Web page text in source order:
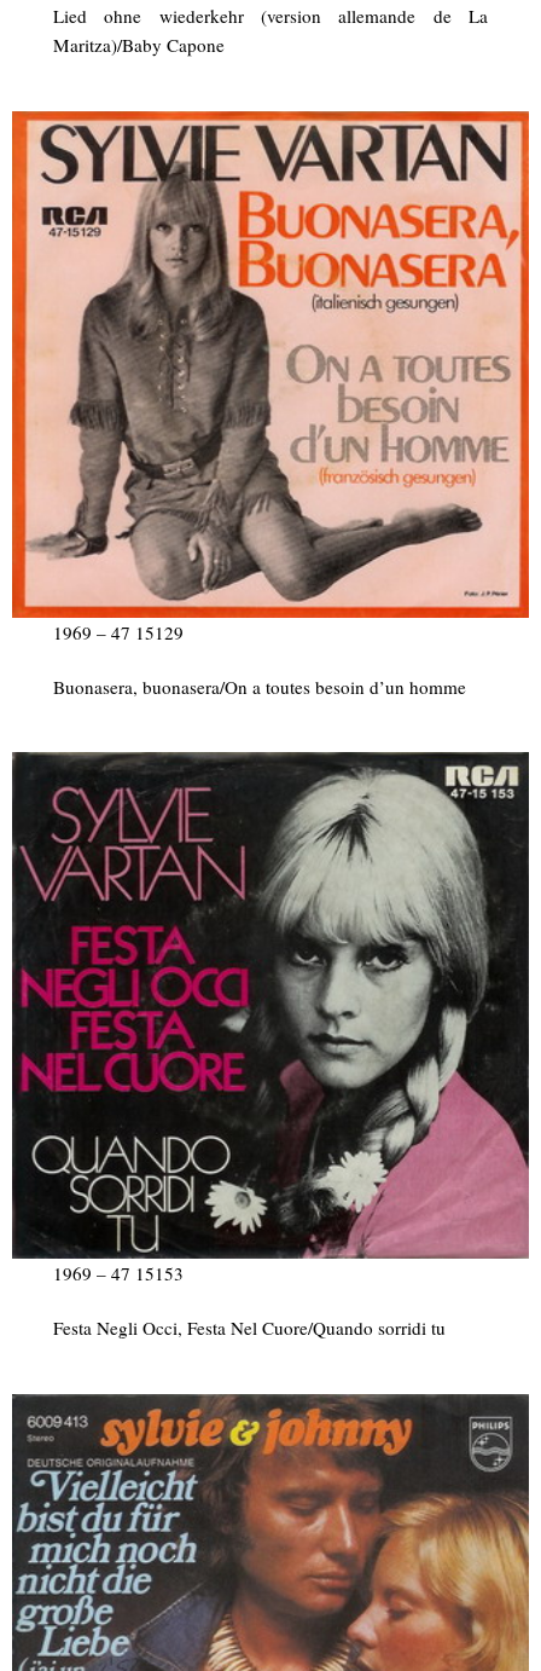
Lied ohne wiederkehr (version allemande de La
Maritza)/Baby Capone
1969 – 47 15129
Buonasera, buonasera/On a toutes besoin d’un homme
1969 – 47 15153
Festa Negli Occi, Festa Nel Cuore/Quando sorridi tu